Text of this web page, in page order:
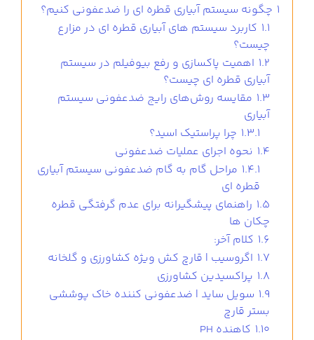
1 چگونه سیستم آبیاری قطره ای را ضدعفونی کنیم؟
1.1 کاربرد سیستم های آبیاری قطره ای در مزارع
چیست؟
1.2 اهمیت پاکسازی و رفع بیوفیلم در سیستم
آبیاری قطره ای چیست؟
1.3 مقایسه روش‌های رایج ضدعفونی سیستم
آبیاری
1.3.1 چرا پراستیک اسید؟
1.4 نحوه اجرای عملیات ضدعفونی
1.4.1 مراحل گام به گام ضدعفونی سیستم آبیاری
قطره ای
1.5 راهنمای پیشگیرانه برای عدم گرفتگی قطره
چکان ها
1.6 کلام آخر:
1.7 اگروسیب | قارچ کش ویژه کشاورزی و گلخانه
1.8 پراکسیدین کشاورزی
1.9 سویل ساید | ضدعفونی کننده خاک پوششی
بستر قارچ
1.10 کاهنده PH